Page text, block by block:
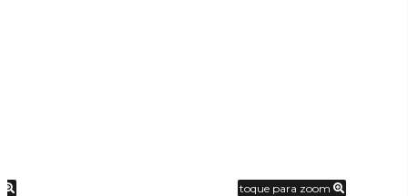
toque para zoom